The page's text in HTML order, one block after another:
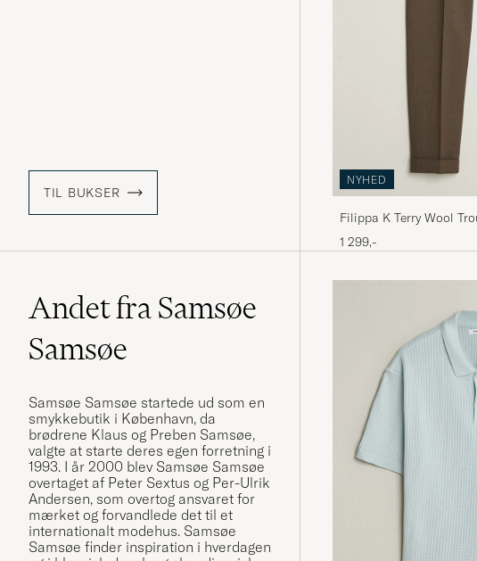
TIL BUKSER
NYHED
Filippa K Terry Wool
1 299,-
Andet fra Samsøe
Samsøe
Samsøe Samsøe startede ud som en
smykkebutik i København, da
brødrene Klaus og Preben Samsøe,
valgte at starte deres egen forretning i
1993. I år 2000 blev Samsøe Samsøe
overtaget af Peter Sextus og Per-Ulrik
Andersen, som overtog ansvaret for
mærket og forvandlede det til et
internationalt modehus. Samsøe
Samsøe finder inspiration i hverdagen